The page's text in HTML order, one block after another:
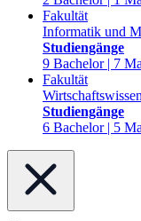
Fakultät
Informatik und
Studiengänge
9 Bachelor | 7
Fakultät
Studiengänge
6 Bachelor | 5